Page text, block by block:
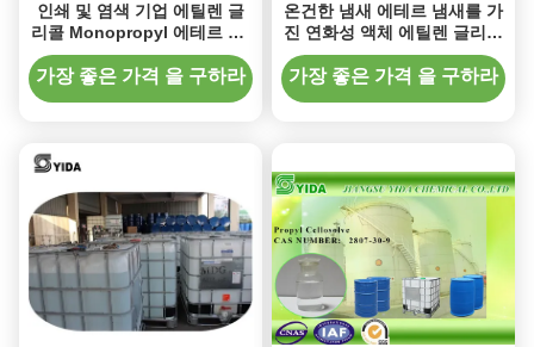
인쇄 및 염색 기업 에틸렌 글
리콜 Monopropyl 에테르 EP
5 인쇄 잉크 2807-30-9 CAS
가장 좋은 가격 을 구하라
온건한 냄새 에테르 냄새를 가
진 연화성 액체 에틸렌 글리콜
Monopropyl 무색 에테르
가장 좋은 가격 을 구하라